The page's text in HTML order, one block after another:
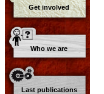
Get involved
Who we are
Last publications